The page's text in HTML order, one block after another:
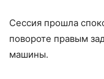
Сессия прошла
повороте правым
машины.